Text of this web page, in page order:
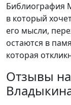
Библиография
в который
его мысли,
остаются в
которая
Отзывы